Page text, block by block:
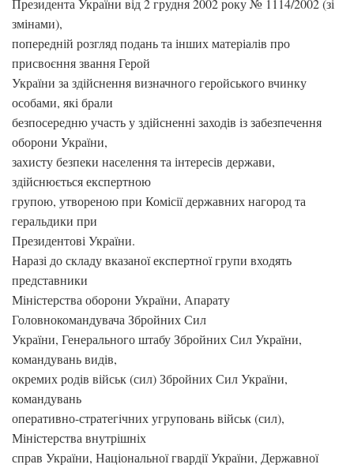
Президента України від 2 грудня 2002 року № 1114/2002 (зі
змінами),
попередній розгляд подань та інших матеріалів про
присвоєння звання Герой
України за здійснення визначного геройського вчинку
особами, які брали
безпосередню участь у здійсненні заходів із забезпечення
оборони України,
захисту безпеки населення та інтересів держави,
здійснюється експертною
групою, утвореною при Комісії державних нагород та
геральдики при
Президентові України.
Наразі до складу вказаної експертної групи входять
представники
Міністерства оборони України, Апарату
Головнокомандувача Збройних Сил
України, Генерального штабу Збройних Сил України,
командувань видів,
окремих родів військ (сил) Збройних Сил України,
командувань
оперативно-стратегічних угруповань військ (сил),
Міністерства внутрішніх
справ України, Національної гвардії України, Державної